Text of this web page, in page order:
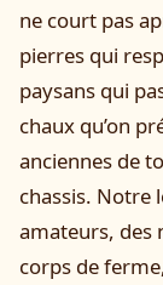
ne court pas
pierres qui
paysans qui
chaux qu’on
anciennes de
chassis. Notre
amateurs, des
corps de